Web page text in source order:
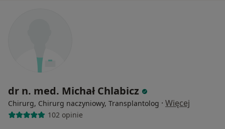
dr n. med. Michał Chlabicz
Chirurg, Chirurg naczyniowy, Transplantolog · Więcej
102 opinie